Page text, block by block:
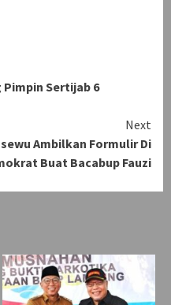
Sertijab 6
Next
Ambilkan Formulir Di
Buat Bacabup Fauzi